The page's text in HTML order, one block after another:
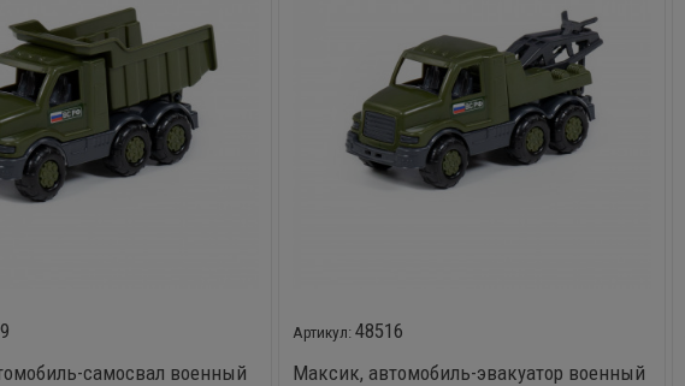
самосвал военный
48516
Максик, автомобиль-эвакуатор военный